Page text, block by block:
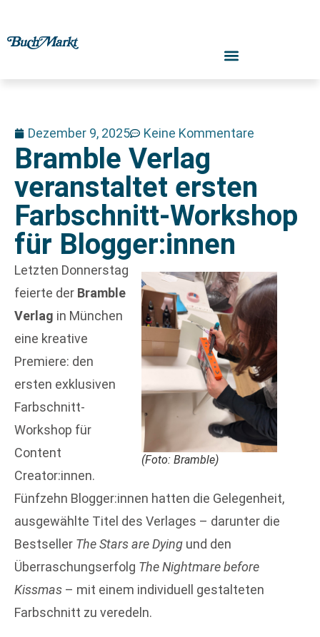
Dezember 9, 2025 Keine Kommentare
Bramble Verlag
veranstaltet ersten
Farbschnitt-Workshop
für Blogger:innen
(Foto: Bramble)
Letzten Donnerstag
feierte der Bramble
Verlag in München
eine kreative
Premiere: den
ersten exklusiven
Farbschnitt-
Workshop für
Content
Creator:innen.
Fünfzehn Blogger:innen hatten die Gelegenheit,
ausgewählte Titel des Verlages – darunter die
Bestseller The Stars are Dying und den
Überraschungserfolg The Nightmare before
Kissmas – mit einem individuell gestalteten
Farbschnitt zu veredeln.